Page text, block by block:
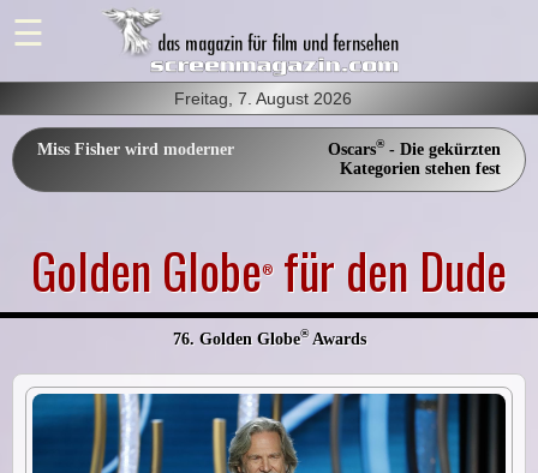
Freitag, 7. August 2026
Miss Fisher wird moderner Oscars®- Die gekürzten
Kategorien stehen fest
Golden Globe®für den Dude
76. Golden Globe®Awards